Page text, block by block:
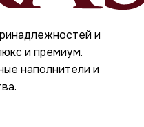
и
и премиум.
наполнители и